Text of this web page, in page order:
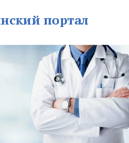
портал